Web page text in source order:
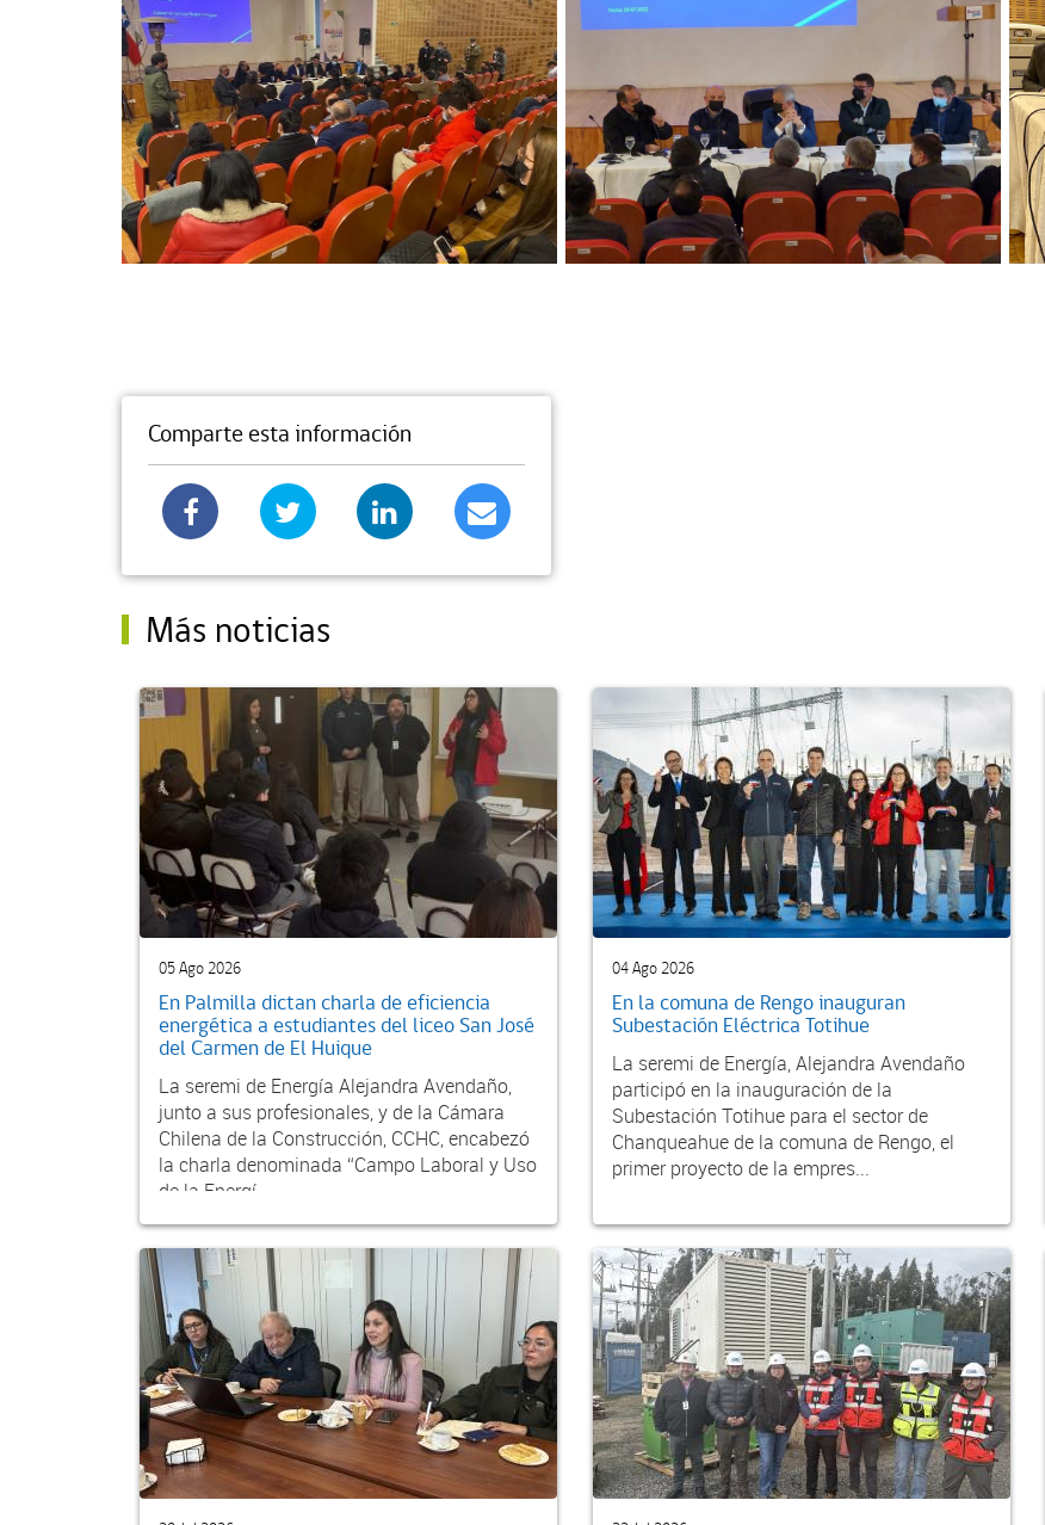
Comparte esta información
Más noticias
05 Ago 2026
En Palmilla dictan charla de eficiencia
energética a estudiantes del liceo San José
del Carmen de El Huique
La seremi de Energía Alejandra Avendaño,
junto a sus profesionales, y de la Cámara
Chilena de la Construcción, CCHC, encabezó
la charla denominada “Campo Laboral y Uso
de la Energí...
04 Ago 2026
En la comuna de Rengo inauguran
Subestación Eléctrica Totihue
La seremi de Energía, Alejandra Avendaño
participó en la inauguración de la
Subestación Totihue para el sector de
Chanqueahue de la comuna de Rengo, el
primer proyecto de la empres...